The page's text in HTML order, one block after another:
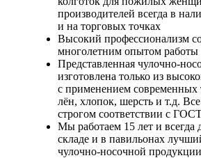
производителей всегда в
и на торговых точках
Высокий профессионализм
многолетним опытом работы
Представленная чулочно-
изготовлена только из
с применением современных
лён, хлопок, шерсть и т.д.
строгом соответствии с
Мы работаем 15 лет и всегда
складе и в павильонах
чулочно-носочной